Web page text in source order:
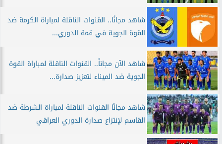
شاهد مجانًا.. القنوات الناقلة لمباراة الكرمة ضد
القوة الجوية في قمة الدوري...
شاهد الآن مجاناً.. القنوات الناقلة لمباراة القوة
الجوية ضد الميناء لتعزيز صدارة...
شاهد مجانًا القنوات الناقلة لمباراة الشرطة ضد
القاسم لإنتزاع صدارة الدوري العراقي